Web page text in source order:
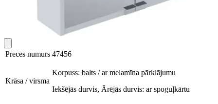
Preces numurs 47456
Krāsa / virsma
Korpuss: balts / ar melamīna pārklājumu
Iekšējās durvis, Ārējās durvis: ar spoguļkārtu